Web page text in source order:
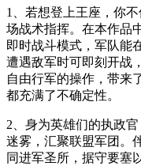
1、若想登上王座，你
场战术指挥。在本作品
即时战斗模式，军队能
遭遇敌军时可即刻开战
自由行军的操作，带来
都充满了不确定性。
2、身为英雄们的执政
迷雾，汇聚联盟军团。
同进军圣所，据守要塞